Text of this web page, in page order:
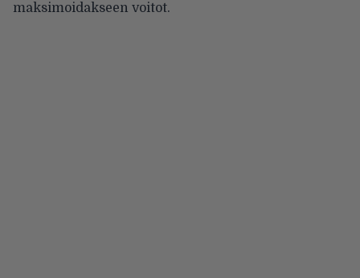
maksimoidakseen voitot.